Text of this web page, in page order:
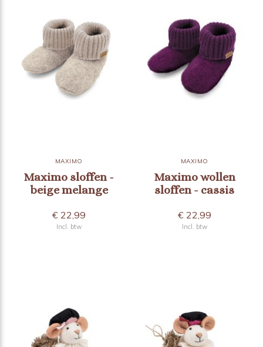
MAXIMO
Maximo sloffen -
beige melange
€ 22,99
Incl. btw
MAXIMO
Maximo wollen
sloffen - cassis
€ 22,99
Incl. btw